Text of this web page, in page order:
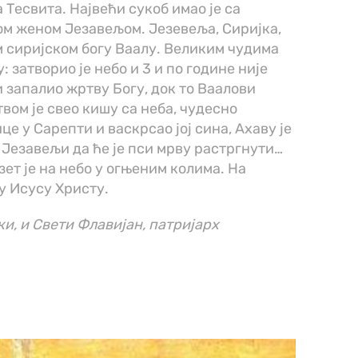
Највећи сукоб имао је са
женом Језавељом. Језевеља, Сиријка,
богу Ваалу. Великим чудима
затворио је небо и 3 и по године није
жртву Богу, док то Ваалови
је свео кишу са неба, чудесно
у Сарепти и васкрсао јој сина, Ахаву је
да ће је пси мрву растргнути…
је на небо у огњеним колима. На
Исусу Христу.
и Свети Флавијан, патријарх